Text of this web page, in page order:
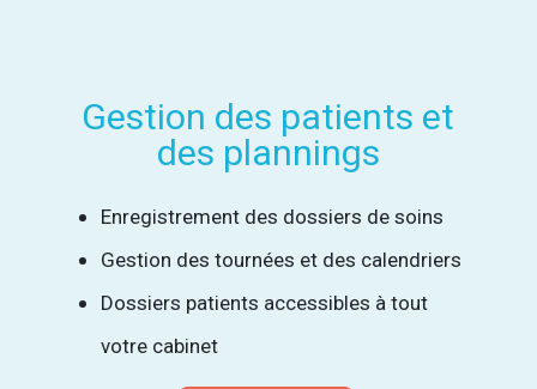
Gestion des patients et
des plannings
Enregistrement des dossiers de soins
Gestion des tournées et des calendriers
Dossiers patients accessibles à tout
votre cabinet